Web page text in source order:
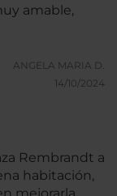
amable,
ANGELA MARIA D.
14/10/2024
Rembrandt a
habitación,